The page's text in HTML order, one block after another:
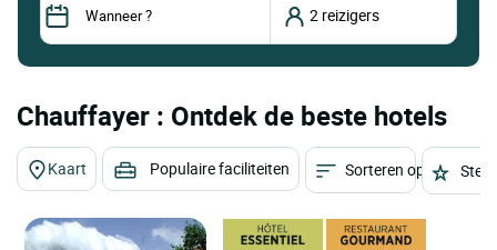
Chauffayer : Ontdek de beste hotels
Kaart Populaire faciliteiten Sorteren op